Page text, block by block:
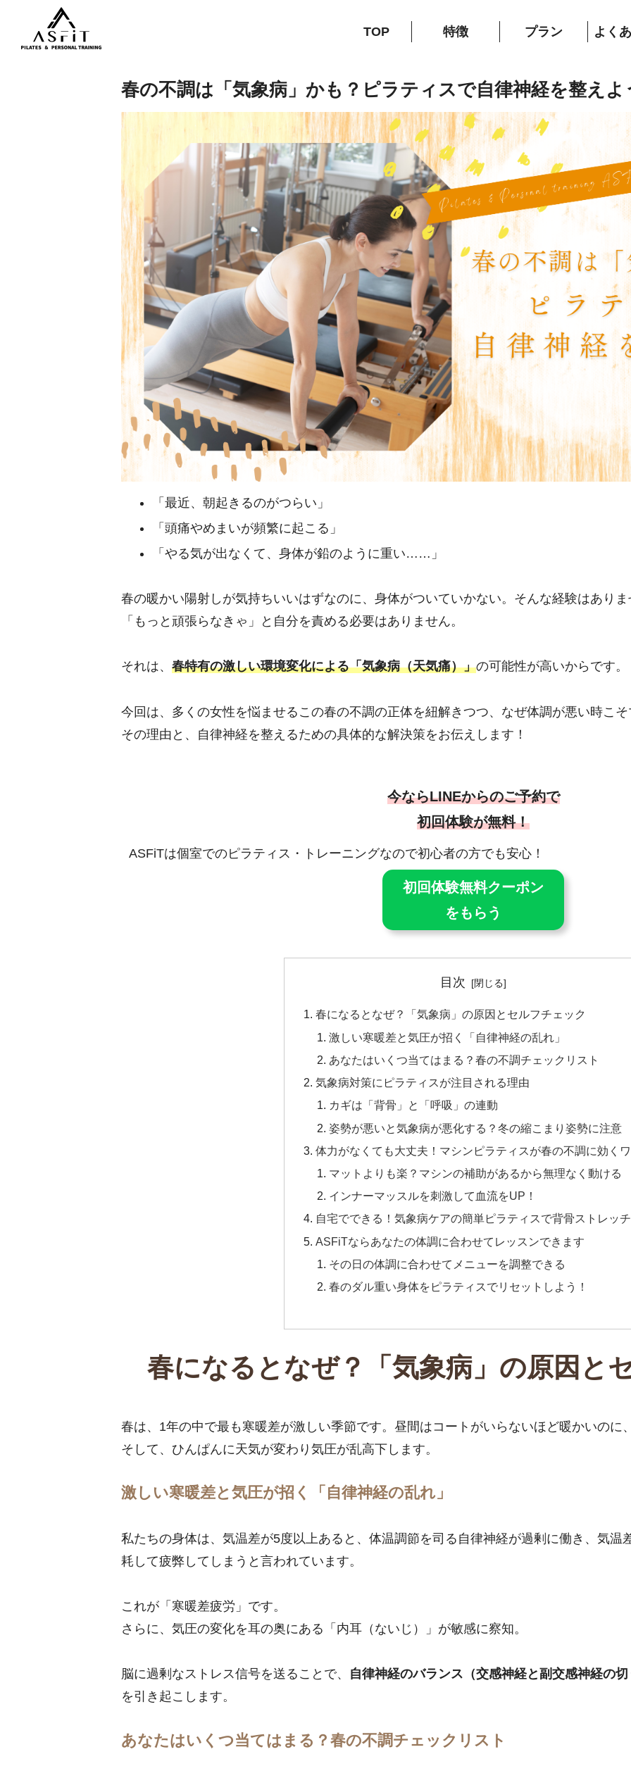
TOP 特徴 プラン よく
春の不調は「気象病」かも？ピラティスで自律神経を整えよ
「最近、朝起きるのがつらい」
「頭痛やめまいが頻繁に起こる」
「やる気が出なくて、身体が鉛のように重い……」
春の暖かい陽射しが気持ちいいはずなのに、身体がついていかない。そんな経験はあり
「もっと頑張らなきゃ」と自分を責める必要はありません。
それは、 春特有の激しい環境変化による「気象病（天気痛）」の可能性が高いからです。
今回は、多くの女性を悩ませるこの春の不調の正体を紐解きつつ、なぜ体調が悪い時こ
その理由と、自律神経を整えるための具体的な解決策をお伝えします！
今ならLINEからのご予約で
初回体験が無料！
ASFiTは個室でのピラティス・トレーニングなので初心者の方でも安心！
初回体験無料クーポン
をもらう
目次
春になるとなぜ？「気象病」の原因とセルフチェック
激しい寒暖差と気圧が招く「自律神経の乱れ」
あなたはいくつ当てはまる？春の不調チェックリスト
気象病対策にピラティスが注目される理由
カギは「背骨」と「呼吸」の連動
姿勢が悪いと気象病が悪化する？冬の縮こまり姿勢に注意
体力がなくても大丈夫！マシンピラティスが春の不調に効く
マットよりも楽？マシンの補助があるから無理なく動ける
インナーマッスルを刺激して血流をUP！
自宅でできる！気象病ケアの簡単ピラティスで背骨ストレッチ
ASFiTならあなたの体調に合わせてレッスンできます
その日の体調に合わせてメニューを調整できる
春のダル重い身体をピラティスでリセットしよう！
春になるとなぜ？「気象病」の原因と
春は、1年の中で最も寒暖差が激しい季節です。昼間はコートがいらないほど暖かいのに
そして、ひんぱんに天気が変わり気圧が乱高下します。
激しい寒暖差と気圧が招く「自律神経の乱れ」
私たちの身体は、気温差が5度以上あると、体温調節を司る自律神経が過剰に働き、気温
耗して疲弊してしまうと言われています。
これが「寒暖差疲労」です。
さらに、気圧の変化を耳の奥にある「内耳（ないじ）」が敏感に察知。
脳に過剰なストレス信号を送ることで、 自律神経のバランス（交感神経と副交感神経の
を引き起こします。
あなたはいくつ当てはまる？春の不調チェックリスト